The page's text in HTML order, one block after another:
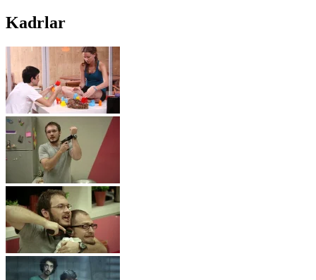
Kadrlar